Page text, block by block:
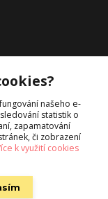
našeho e-
statistik o
zapamatování
či zobrazení
k využití cookies